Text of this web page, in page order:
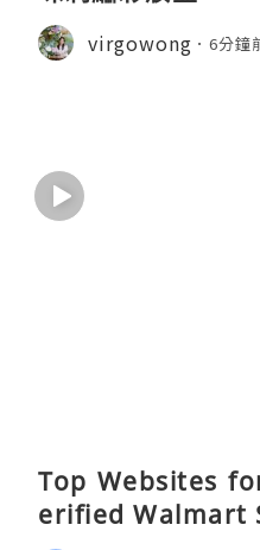
virgowong 6分鐘
Top Websites
erified Walmart